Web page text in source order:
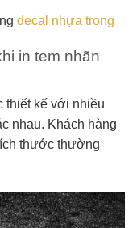
decal nhựa trong
in tem nhãn
thiết kế với nhiều
nhau. Khách hàng
thước thường